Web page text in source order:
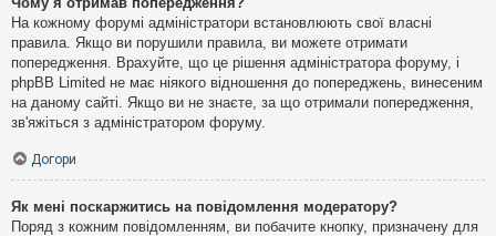
На кожному форумі адміністратори встановлюють свої власні
правила. Якщо ви порушили правила, ви можете отримати
попередження. Врахуйте, що це рішення адміністратора форуму, і
phpBB Limited не має ніякого відношення до попереджень, винесеним
на даному сайті. Якщо ви не знаєте, за що отримали попередження,
зв'яжіться з адміністратором форуму.
Догори
Як мені поскаржитись на повідомлення модератору?
Поряд з кожним повідомленням, ви побачите кнопку, призначену для